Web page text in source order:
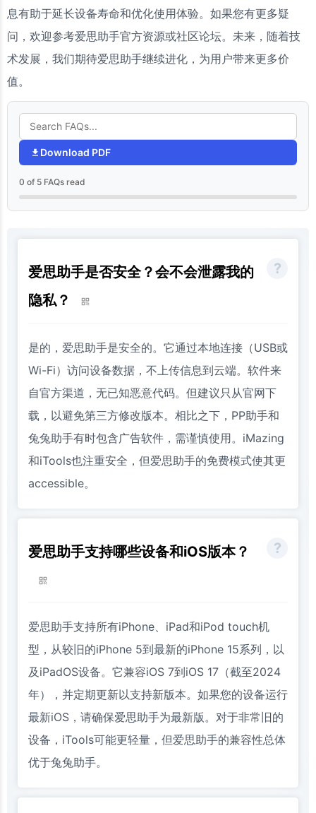
息有助于延长设备寿命和优化使用体验。如果您有更多疑
问，欢迎参考爱思助手官方资源或社区论坛。未来，随着技
术发展，我们期待爱思助手继续进化，为用户带来更多价
值。
Download PDF
0 of 5 FAQs read
爱思助手是否安全？会不会泄露我的
隐私？
是的，爱思助手是安全的。它通过本地连接（USB或
Wi-Fi）访问设备数据，不上传信息到云端。软件来
自官方渠道，无已知恶意代码。但建议只从官网下
载，以避免第三方修改版本。相比之下，PP助手和
兔兔助手有时包含广告软件，需谨慎使用。iMazing
和iTools也注重安全，但爱思助手的免费模式使其更
accessible。
爱思助手支持哪些设备和iOS版本？
爱思助手支持所有iPhone、iPad和iPod touch机
型，从较旧的iPhone 5到最新的iPhone 15系列，以
及iPadOS设备。它兼容iOS 7到iOS 17（截至2024
年），并定期更新以支持新版本。如果您的设备运行
最新iOS，请确保爱思助手为最新版。对于非常旧的
设备，iTools可能更轻量，但爱思助手的兼容性总体
优于兔兔助手。